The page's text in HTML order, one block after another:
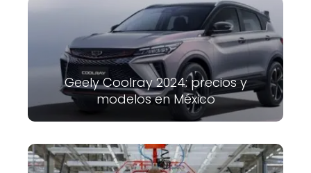
Geely Coolray 2024: precios y
modelos en México